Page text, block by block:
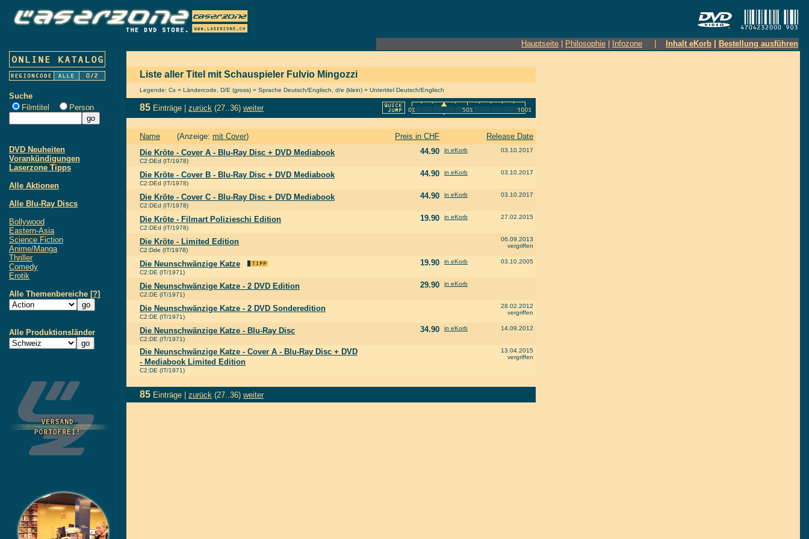
Hauptseite Philosophie Infozone Inhalt eKorb Bestellung ausführen
Suche
Filmtitel
Person
DVD Neuheiten
Vorankündigungen
Laserzone Tipps
Alle Aktionen
Alle Blu-Ray Discs
Bollywood
Eastern-Asia
Science Fiction
Anime/Manga
Thriller
Comedy
Erotik
Alle Themenbereiche [?]
Alle Produktionsländer
Liste aller Titel mit Schauspieler Fulvio Mingozzi
Legende: Cx = Ländercode, D/E (gross) = Sprache Deutsch/Englisch, d/e (klein) = Untertitel Deutsch/Englisch
85 Einträge | zurück (27..36) weiter
Name (Anzeige: mit Cover) Preis in CHF
Release Date
Die Kröte - Cover A - Blu-Ray Disc + DVD Mediabook
C2:DEd (IT/1978)
44.90 in eKorb 03.10.2017
Die Kröte - Cover B - Blu-Ray Disc + DVD Mediabook
C2:DEd (IT/1978)
44.90 in eKorb 03.10.2017
Die Kröte - Cover C - Blu-Ray Disc + DVD Mediabook
C2:DEd (IT/1978)
44.90 in eKorb 03.10.2017
Die Kröte - Filmart Polizieschi Edition
C2:DEd (IT/1978)
19.90 in eKorb 27.02.2015
Die Kröte - Limited Edition
C2:Dde (IT/1978)
06.09.2013
vergriffen
Die Neunschwänzige Katze
C2:DE (IT/1971)
19.90 in eKorb 03.10.2005
Die Neunschwänzige Katze - 2 DVD Edition
C2:DE (IT/1971)
29.90 in eKorb
Die Neunschwänzige Katze - 2 DVD Sonderedition
C2:DE (IT/1971)
28.02.2012
vergriffen
Die Neunschwänzige Katze - Blu-Ray Disc
C2:DE (IT/1971)
34.90 in eKorb 14.09.2012
Die Neunschwänzige Katze - Cover A - Blu-Ray Disc + DVD
- Mediabook Limited Edition
C2:DE (IT/1971)
13.04.2015
vergriffen
85 Einträge | zurück (27..36) weiter